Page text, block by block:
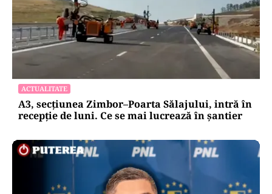
ACTUALITATE
A3, secțiunea Zimbor–Poarta Sălajului, intră în
recepție de luni. Ce se mai lucrează în șantier